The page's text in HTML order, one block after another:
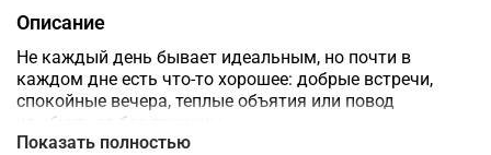
Описание
Не каждый день бывает идеальным, но почти в
каждом дне есть что-то хорошее: добрые встречи,
спокойные вечера, теплые объятия или повод
улыбнуться без причины.
Показать полностью